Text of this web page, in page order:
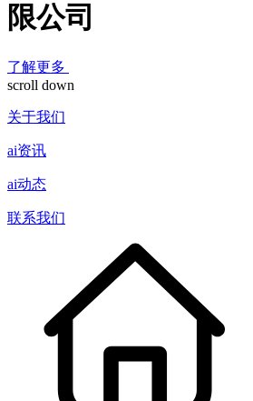
限公司
了解更多
scroll down
关于我们
ai资讯
ai动态
联系我们